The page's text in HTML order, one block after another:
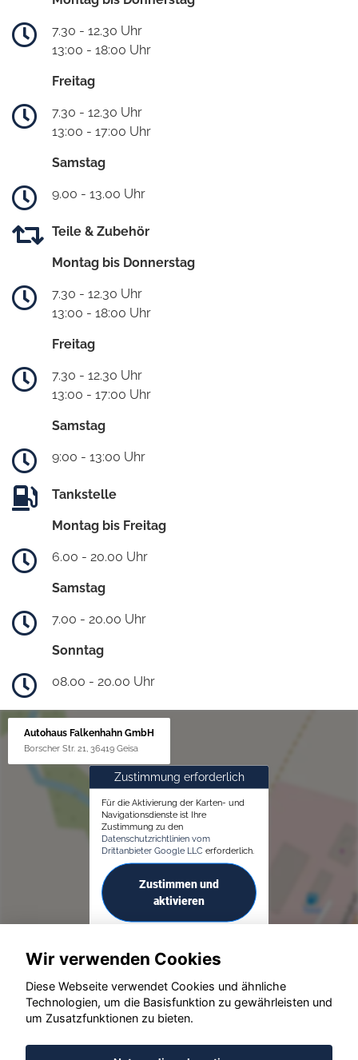
7.30 - 12.30 Uhr
13:00 - 18:00 Uhr
Freitag
7.30 - 12.30 Uhr
13:00 - 17:00 Uhr
Samstag
9.00 - 13.00 Uhr
Teile & Zubehör
Montag bis Donnerstag
7.30 - 12.30 Uhr
13:00 - 18:00 Uhr
Freitag
7.30 - 12.30 Uhr
13:00 - 17:00 Uhr
Samstag
9:00 - 13:00 Uhr
Tankstelle
Montag bis Freitag
6.00 - 20.00 Uhr
Samstag
7.00 - 20.00 Uhr
Sonntag
08.00 - 20.00 Uhr
Autohaus Falkenhahn GmbH
Borscher Str. 21, 36419 Geisa
Zustimmung erforderlich
Für die Aktivierung der Karten- und
Navigationsdienste ist Ihre
Zustimmung zu den
Datenschutzrichtlinien vom
Drittanbieter Google LLC erforderlich.
Zustimmen und
aktivieren
© konjunkturmotor.de GmbH 2020 - 2026
Wir verwenden Cookies
Diese Webseite verwendet Cookies und ähnliche
Technologien, um die Basisfunktion zu gewährleisten und
um Zusatzfunktionen zu bieten.